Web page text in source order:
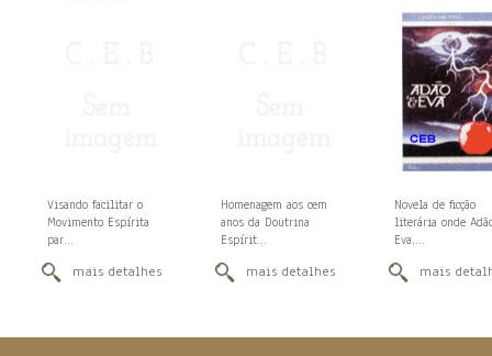
Visando facilitar o
Movimento Espírita
par...
mais detalhes
Homenagem aos cem
anos da Doutrina
Espírit...
mais detalhes
Novela de ficção
literária onde
Eva,...
mais